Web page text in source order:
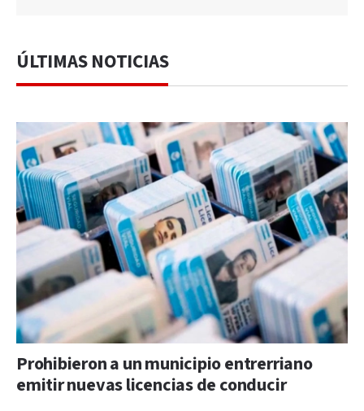
ÚLTIMAS NOTICIAS
Prohibieron a un municipio entrerriano
emitir nuevas licencias de conducir